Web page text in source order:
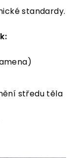
standardy.
středu těla